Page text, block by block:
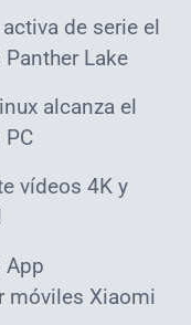
de serie el
Lake
alcanza el
vídeos 4K y
App
móviles Xiaomi